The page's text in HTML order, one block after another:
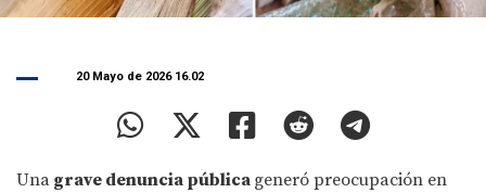
20 Mayo de 2026 16.02
Una grave denuncia pública generó preocupación en